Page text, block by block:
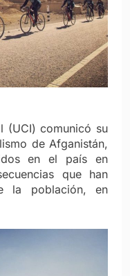
(UCI) comunicó su
de Afganistán,
en el país en
que han
la población, en